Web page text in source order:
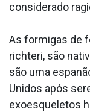
considerado
As formigas de
richteri, são
são uma
Unidos após
exoesqueletos